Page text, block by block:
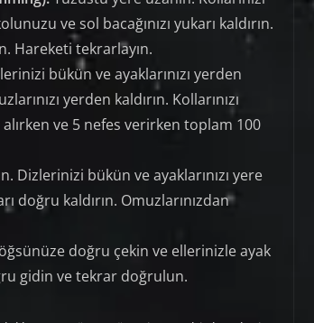
ve sol bacağınızı yukarı kaldırın.
Hareketi tekrarlayın.
bükün ve ayaklarınızı yerden
yerden kaldırın. Kollarınızı
ve 5 nefes verirken toplam 100
Dizlerinizi bükün ve ayaklarınızı yere
doğru kaldırın. Omuzlarınızdan
doğru çekin ve ellerinizle ayak
gidin ve tekrar doğrulun.